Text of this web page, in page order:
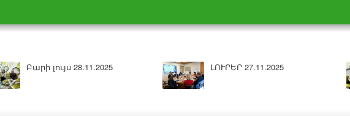
ԼՈՒՐԵՐ 26.11.2025 Բարի լույս 26.11.2025